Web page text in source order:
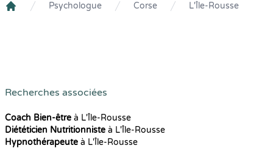
Psychologue Corse L'Île-Rousse
Recherches associées
Coach Bien-être à L'Île-Rousse
Diététicien Nutritionniste à L'Île-Rousse
Hypnothérapeute à L'Île-Rousse